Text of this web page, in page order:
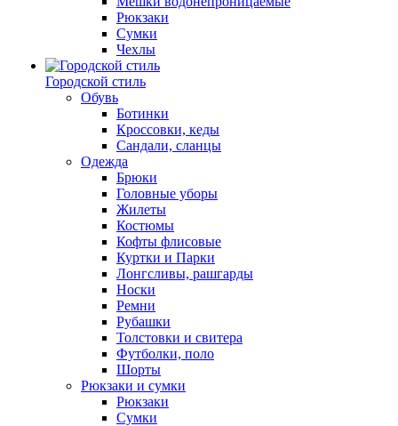
Рюкзаки
Сумки
Чехлы
Городской стиль
Обувь
Ботинки
Кроссовки, кеды
Сандали, сланцы
Одежда
Брюки
Головные уборы
Жилеты
Костюмы
Кофты флисовые
Куртки и Парки
Лонгсливы, рашгарды
Носки
Ремни
Рубашки
Толстовки и свитера
Футболки, поло
Шорты
Рюкзаки и сумки
Рюкзаки
Сумки